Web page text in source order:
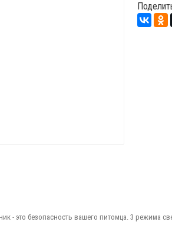
- это безопасность вашего питомца. 3 режима